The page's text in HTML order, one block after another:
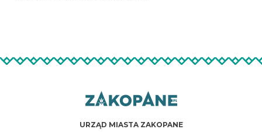
URZĄD MIASTA ZAKOPANE